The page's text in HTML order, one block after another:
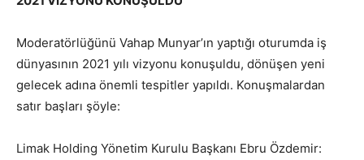
Moderatörlüğünü Vahap Munyar’ın yaptığı oturumda iş
dünyasının 2021 yılı vizyonu konuşuldu, dönüşen yeni
gelecek adına önemli tespitler yapıldı. Konuşmalardan
satır başları şöyle:
Limak Holding Yönetim Kurulu Başkanı Ebru Özdemir: